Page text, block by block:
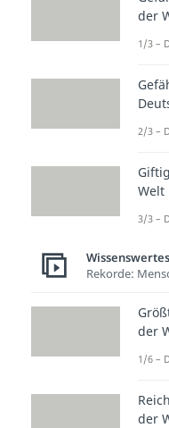
hält,
der
du
der
1/3 –
2/3 –
Welt
3/3 –
Wissenswertes
Rekorde:
der
1/6 –
der